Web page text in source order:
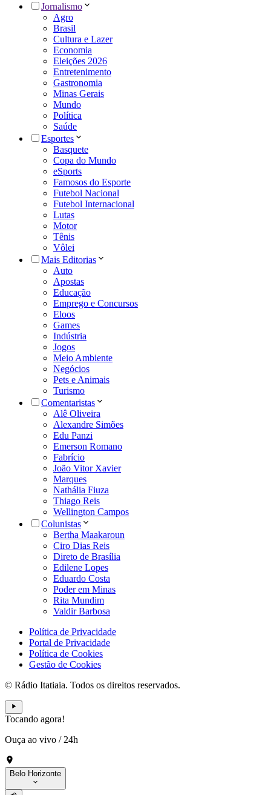
Jornalismo
Agro
Brasil
Cultura e Lazer
Economia
Eleições 2026
Entretenimento
Gastronomia
Minas Gerais
Mundo
Política
Saúde
Esportes
Basquete
Copa do Mundo
eSports
Famosos do Esporte
Futebol Nacional
Futebol Internacional
Lutas
Motor
Tênis
Vôlei
Mais Editorias
Auto
Apostas
Educação
Emprego e Concursos
Eloos
Games
Indústria
Jogos
Meio Ambiente
Negócios
Pets e Animais
Turismo
Comentaristas
Alê Oliveira
Alexandre Simões
Edu Panzi
Emerson Romano
Fabrício
João Vitor Xavier
Marques
Nathália Fiuza
Thiago Reis
Wellington Campos
Colunistas
Bertha Maakaroun
Ciro Dias Reis
Direto de Brasília
Edilene Lopes
Eduardo Costa
Poder em Minas
Rita Mundim
Valdir Barbosa
Política de Privacidade
Portal de Privacidade
Política de Cookies
Gestão de Cookies
© Rádio Itatiaia. Todos os direitos reservados.
Tocando agora!
Ouça ao vivo / 24h
Belo Horizonte